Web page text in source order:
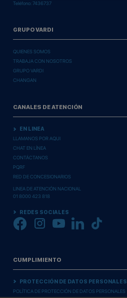
Teléfono: 7436737
GRUPO VARDI
QUIENES SOMOS
TRABAJA CON NOSOTROS
GRUPO VARDI
CHANGAN
CANALES DE ATENCIÓN
EN LINEA
LLAMANOS POR AQUI
CHAT EN LÍNEA
CONTÁCTANOS
PQRF
RED DE CONCESIONARIOS
LINEA DE ATENCIÓN NACIONAL
01 8000 423 818
REDES SOCIALES
CUMPLIMIENTO
PROTECCIÓN DE DATOS PERSONALES
POLÍTICA DE PROTECCIÓN DE DATOS PERSONALES